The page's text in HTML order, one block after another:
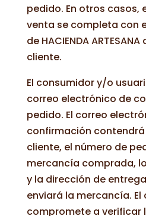
pedido. En otros casos,
venta se completa con
de HACIENDA
cliente.
El consumidor y/o
correo electrónico de
pedido. El correo
confirmación
cliente, el número de
mercancía comprada,
y la dirección de
enviará la mercancía. El
compromete a verificar